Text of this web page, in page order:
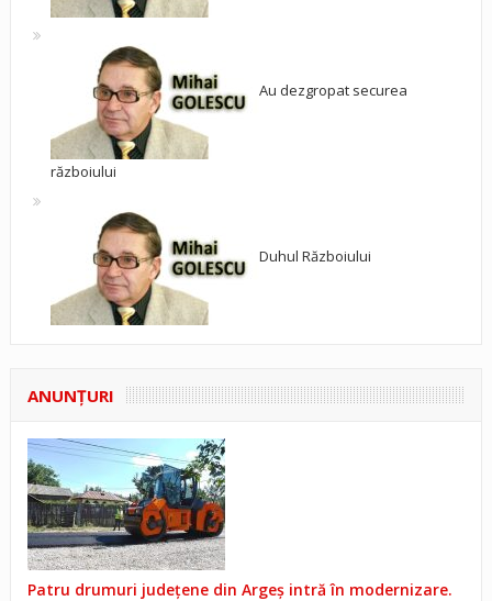
Au dezgropat securea
războiului
Duhul Războiului
ANUNŢURI
Patru drumuri județene din Argeș intră în modernizare.